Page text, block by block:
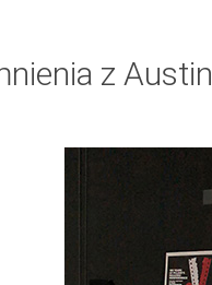
z Austin